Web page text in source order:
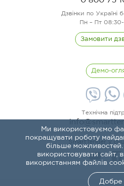
Ми використовуємо
покращувати роботу
більше
використовувати сайт,
використанням файлів
Добре
Дзвінки по Україні
Пн – Пт 08:30-
Замовити
Технічна
Демо-
SmartTender у